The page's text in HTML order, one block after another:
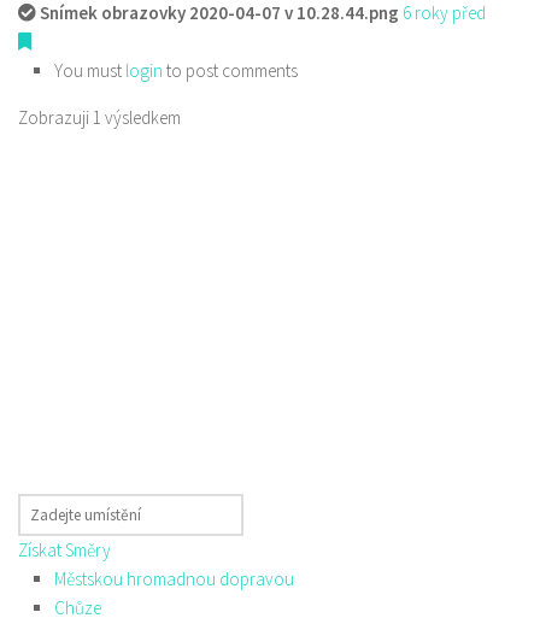
Snímek obrazovky 2020-04-07 v 10.28.44.png 6 roky před
You must login to post comments
Zobrazuji 1 výsledkem
Získat Směry
Městskou hromadnou dopravou
Chůze